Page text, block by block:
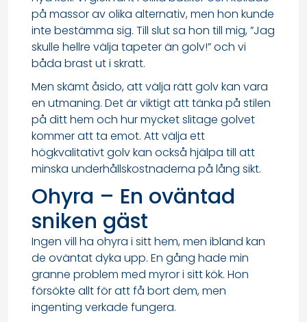
på massor av olika alternativ, men hon kunde
inte bestämma sig. Till slut sa hon till mig, ”Jag
skulle hellre välja tapeter än golv!” och vi
båda brast ut i skratt.
Men skämt åsido, att välja rätt golv kan vara
en utmaning. Det är viktigt att tänka på stilen
på ditt hem och hur mycket slitage golvet
kommer att ta emot. Att välja ett
högkvalitativt golv kan också hjälpa till att
minska underhållskostnaderna på lång sikt.
Ohyra – En oväntad
sniken gäst
Ingen vill ha ohyra i sitt hem, men ibland kan
de oväntat dyka upp. En gång hade min
granne problem med myror i sitt kök. Hon
försökte allt för att få bort dem, men
ingenting verkade fungera.